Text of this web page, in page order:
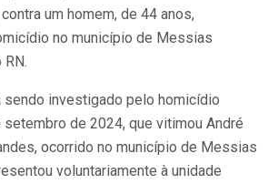
um homem, de 44 anos,
no município de Messias
investigado pelo homicídio
de 2024, que vitimou André
ocorrido no município de Messias
voluntariamente à unidade